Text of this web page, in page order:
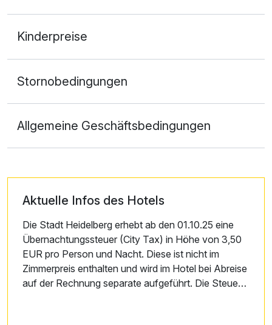
Kinderpreise
Stornobedingungen
Allgemeine Geschäftsbedingungen
Aktuelle Infos des Hotels
Die Stadt Heidelberg erhebt ab den 01.10.25 eine
Übernachtungssteuer (City Tax) in Höhe von 3,50
EUR pro Person und Nacht. Diese ist nicht im
Zimmerpreis enthalten und wird im Hotel bei Abreise
auf der Rechnung separate aufgeführt. Die Steuer